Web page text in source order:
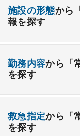
消化器外科
整形外科 形成
その他
心療内科 泌尿
皮膚科
開業支援あり
外来のみの勤務可能
夜間当直なしの勤務可
後期研修可能
オンコールなしの勤
施設の形態から
報を探す
療養＋精神
勤務内容から「
を探す
検査
救急指定から「
を探す